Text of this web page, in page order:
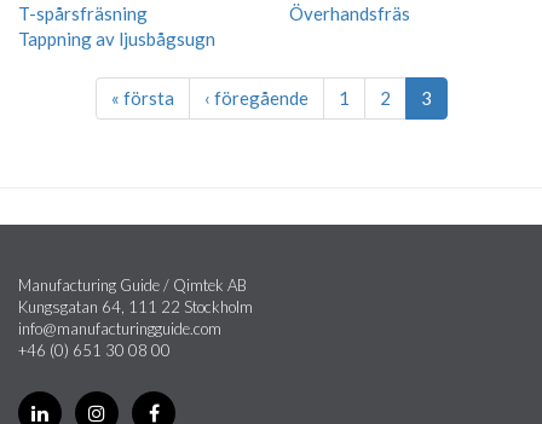
T-spårsfräsning
Tappning av ljusbågsugn
Överhandsfräs
« första ‹ föregående 1 2 3
Manufacturing Guide / Qimtek AB
Kungsgatan 64, 111 22 Stockholm
info@manufacturingguide.com
+46 (0) 651 30 08 00